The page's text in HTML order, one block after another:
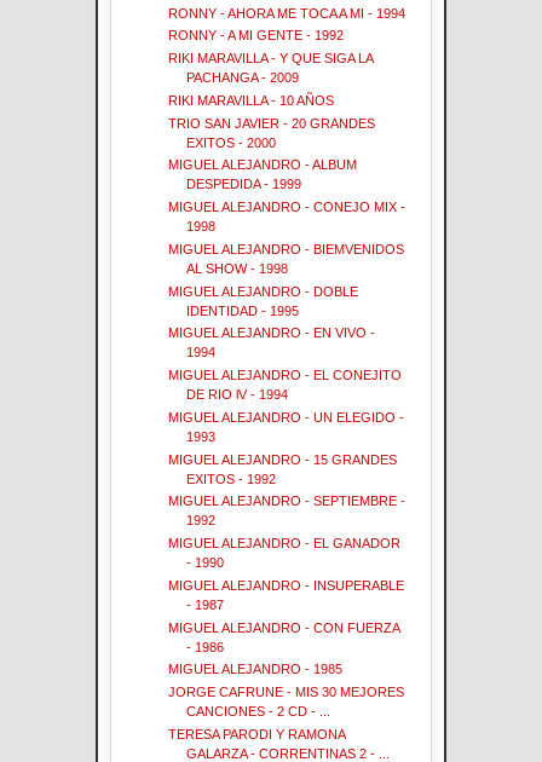
RONNY - AHORA ME TOCA A MI - 1994
RONNY - A MI GENTE - 1992
RIKI MARAVILLA - Y QUE SIGA LA
PACHANGA - 2009
RIKI MARAVILLA - 10 AÑOS
TRIO SAN JAVIER - 20 GRANDES
EXITOS - 2000
MIGUEL ALEJANDRO - ALBUM
DESPEDIDA - 1999
MIGUEL ALEJANDRO - CONEJO MIX -
1998
MIGUEL ALEJANDRO - BIEMVENIDOS
AL SHOW - 1998
MIGUEL ALEJANDRO - DOBLE
IDENTIDAD - 1995
MIGUEL ALEJANDRO - EN VIVO -
1994
MIGUEL ALEJANDRO - EL CONEJITO
DE RIO lV - 1994
MIGUEL ALEJANDRO - UN ELEGIDO -
1993
MIGUEL ALEJANDRO - 15 GRANDES
EXITOS - 1992
MIGUEL ALEJANDRO - SEPTIEMBRE -
1992
MIGUEL ALEJANDRO - EL GANADOR
- 1990
MIGUEL ALEJANDRO - INSUPERABLE
- 1987
MIGUEL ALEJANDRO - CON FUERZA
- 1986
MIGUEL ALEJANDRO - 1985
JORGE CAFRUNE - MIS 30 MEJORES
CANCIONES - 2 CD - ...
TERESA PARODI Y RAMONA
GALARZA - CORRENTINAS 2 - ...